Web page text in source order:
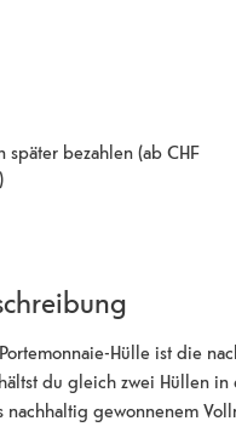
später bezahlen (ab CHF
Hülle ist die
du gleich zwei Hüllen
nachhaltig gewonnenem